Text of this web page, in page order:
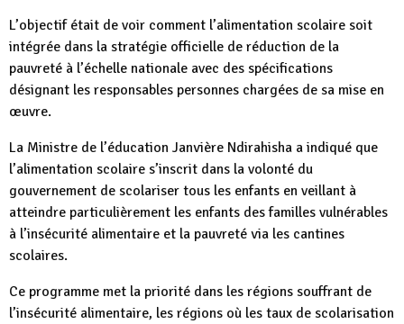
L’objectif était de voir comment l’alimentation scolaire soit
intégrée dans la stratégie officielle de réduction de la
pauvreté à l’échelle nationale avec des spécifications
désignant les responsables personnes chargées de sa mise en
œuvre.
La Ministre de l’éducation Janvière Ndirahisha a indiqué que
l’alimentation scolaire s’inscrit dans la volonté du
gouvernement de scolariser tous les enfants en veillant à
atteindre particulièrement les enfants des familles vulnérables
à l’insécurité alimentaire et la pauvreté via les cantines
scolaires.
Ce programme met la priorité dans les régions souffrant de
l’insécurité alimentaire, les régions où les taux de scolarisation